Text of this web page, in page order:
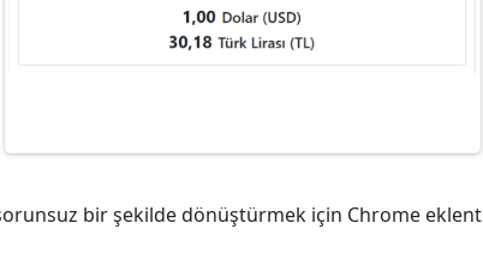
Altın (GA)
Dolar (USD)?
sorunsuz bir şekilde dönüştürmek için Chrome